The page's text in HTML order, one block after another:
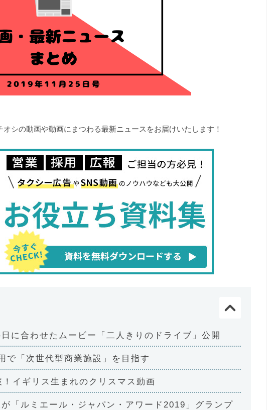
シの動画や動画にまつわる最新ニュースをお届けいたします！
に合わせたムービー「二人きりのドライブ」公開
で「次世代型商業施設」を目指す
イギリス生まれのクリスマス動画
「ルミエール・ジャパン・アワード2019」グランプ